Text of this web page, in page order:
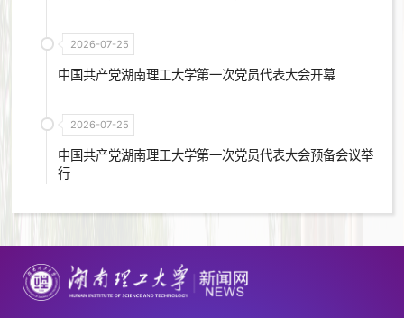
2026-07-25
中国共产党湖南理工大学第一次党员代表大会开幕
2026-07-25
中国共产党湖南理工大学第一次党员代表大会预备会议举
行